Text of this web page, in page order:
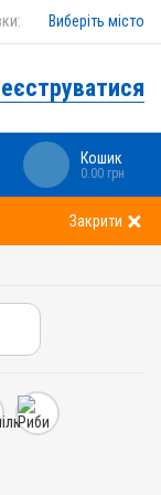
Виберіть місто
Кошик
0.00 грн
Закрити